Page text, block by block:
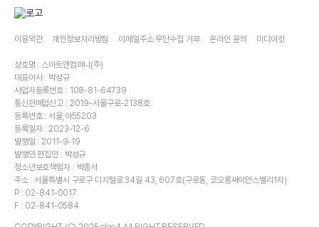
이용약관 개인정보처리방침 이메일주소 무단수집 거부 온라인 문의 미디어킷
상호명 : 스마트앤컴퍼니(주)
대표이사 : 박성규
사업자등록번호 : 108-81-64739
통신판매업신고 : 2019-서울구로-2138호
등록번호 : 서울,아55203
등록일자 : 2023-12-6
발행일 : 2011-9-19
발행인·편집인 : 박성규
청소년보호책임자 : 박종서
주소 : 서울특별시 구로구 디지털로 34길 43, 607호(구로동, 코오롱싸이언스밸리1차)
P : 02-841-0017
F : 02-841-0584